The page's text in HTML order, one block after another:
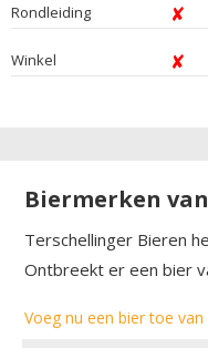
Rondleiding
Winkel
Biermerken
Terschellinger Bieren
Ontbreekt er een bier
Voeg nu een bier toe